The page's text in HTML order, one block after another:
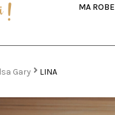
MA ROBE
Gary LINA